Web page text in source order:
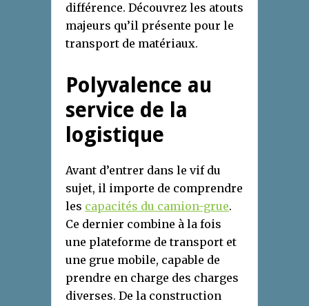
différence. Découvrez les atouts
majeurs qu’il présente pour le
transport de matériaux.
Polyvalence au
service de la
logistique
Avant d’entrer dans le vif du
sujet, il importe de comprendre
les capacités du camion-grue.
Ce dernier combine à la fois
une plateforme de transport et
une grue mobile, capable de
prendre en charge des charges
diverses. De la construction